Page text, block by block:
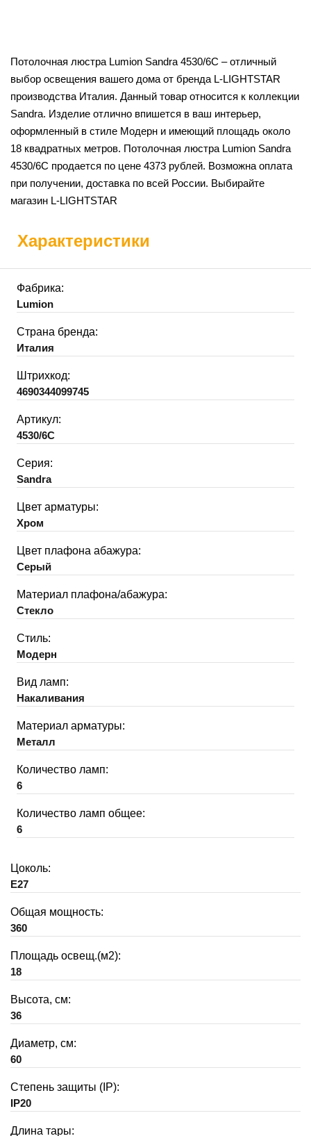
Потолочная люстра Lumion Sandra 4530/6C – отличный
выбор освещения вашего дома от бренда L-LIGHTSTAR
производства Италия. Данный товар относится к коллекции
Sandra. Изделие отлично впишется в ваш интерьер,
оформленный в стиле Модерн и имеющий площадь около
18 квадратных метров. Потолочная люстра Lumion Sandra
4530/6C продается по цене 4373 рублей. Возможна оплата
при получении, доставка по всей России. Выбирайте
магазин L-LIGHTSTAR
Характеристики
Фабрика:
Lumion
Страна бренда:
Италия
Штрихкод:
4690344099745
Артикул:
4530/6C
Серия:
Sandra
Цвет арматуры:
Хром
Цвет плафона абажура:
Серый
Материал плафона/абажура:
Стекло
Стиль:
Модерн
Вид ламп:
Накаливания
Материал арматуры:
Металл
Количество ламп:
6
Количество ламп общее:
6
Цоколь:
E27
Общая мощность:
360
Площадь освещ.(м2):
18
Высота, см:
36
Диаметр, см:
60
Степень защиты (IP):
IP20
Длина тары: